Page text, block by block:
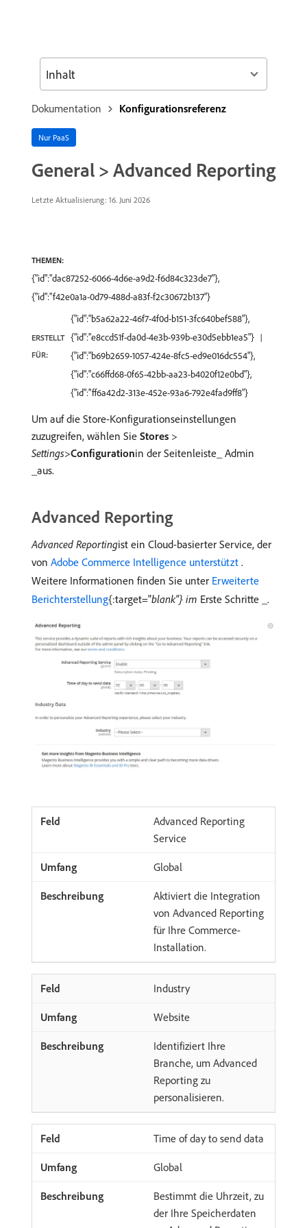
Dokumentation Konfigurationsreferenz
Nur PaaS
General > Advanced Reporting
Letzte Aktualisierung: 16. Juni 2026
THEMEN:
{"id":"dac87252-6066-4d6e-a9d2-f6d84c323de7"},
{"id":"f42e0a1a-0d79-488d-a83f-f2c30672b137"}
ERSTELLT
FÜR:
{"id":"b5a62a22-46f7-4f0d-b151-3fc640bef588"},
{"id":"e8ccd51f-da0d-4e3b-939b-e30d5ebb1ea5"}
{"id":"b69b2659-1057-424e-8fc5-ed9e016dc554"},
{"id":"c66ffd68-0f65-42bb-aa23-b4020f12e0bd"},
{"id":"ff6a42d2-313e-452e-93a6-792e4fad9ff8"}
Um auf die Store-Konfigurationseinstellungen
zuzugreifen, wählen Sie Stores >
Settings>Configuration​in der Seitenleiste_ Admin
_aus.
Advanced Reporting
Advanced Reporting​ist ein Cloud-basierter Service, der
von Adobe Commerce Intelligence unterstützt ​ .
Weitere Informationen finden Sie unter Erweiterte
Berichterstellung{:target="blank"} im Erste Schritte _.
Advanced Reporting
Service
Global
Aktiviert die Integration
von Advanced Reporting
für Ihre Commerce-
Installation.
Industry
Website
Identifiziert Ihre
Branche, um Advanced
Reporting zu
personalisieren.
Time of day to send data
Global
Bestimmt die Uhrzeit, zu
der Ihre Speicherdaten
Inhalt